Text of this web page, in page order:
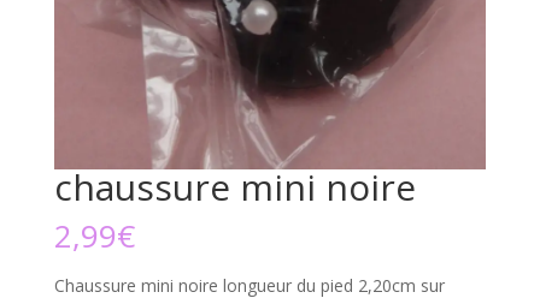
chaussure mini noire
2,99€
Chaussure mini noire longueur du pied 2,20cm sur